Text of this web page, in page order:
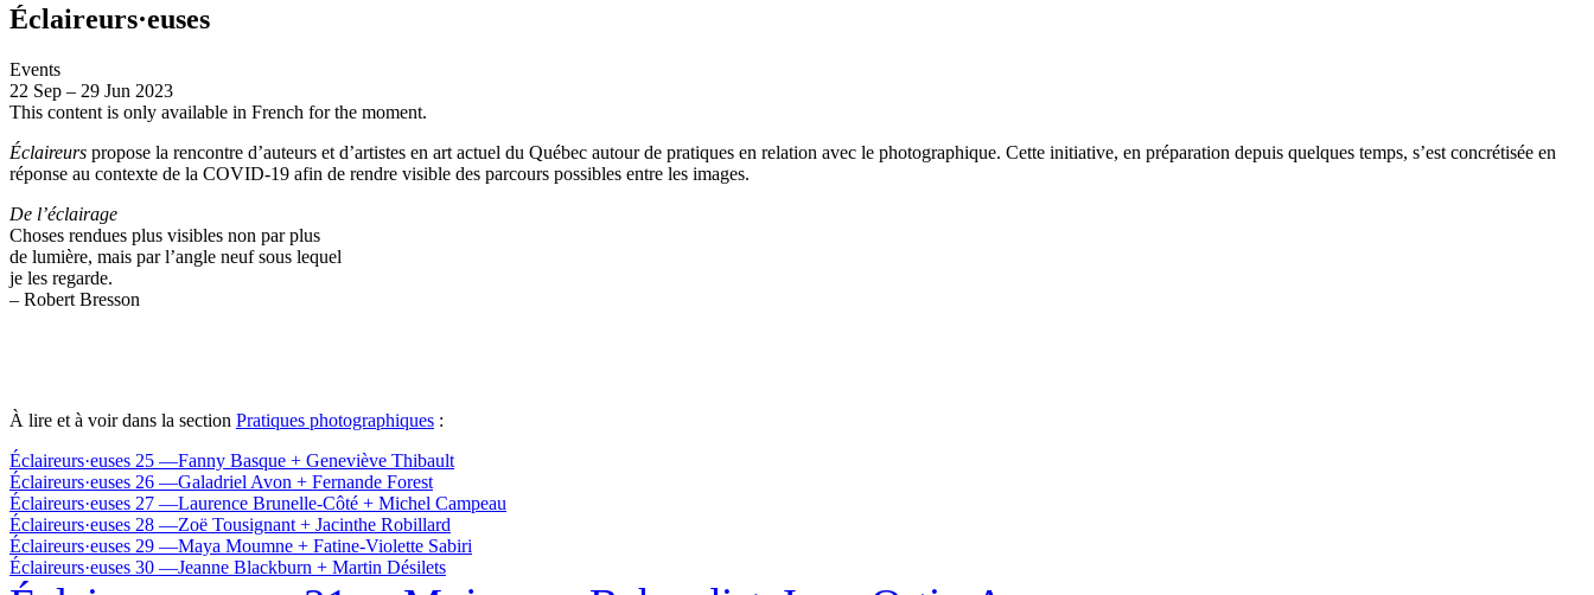
Éclaireurs·euses
Events
22 Sep – 29 Jun 2023
This content is only available in French for the moment.
Éclaireurs propose la rencontre d’auteurs et d’artistes en art actuel du Québec autour de pratiques en relation avec le photographique. Cette initiative, en préparation depuis quelques temps, s’est concrétisée en
réponse au contexte de la COVID-19 afin de rendre visible des parcours possibles entre les images.
De l’éclairage
Choses rendues plus visibles non par plus
de lumière, mais par l’angle neuf sous lequel
je les regarde.
– Robert Bresson
À lire et à voir dans la section Pratiques photographiques :
Éclaireurs·euses 25 —Fanny Basque + Geneviève Thibault
Éclaireurs·euses 26 —Galadriel Avon + Fernande Forest
Éclaireurs·euses 27 —Laurence Brunelle-Côté + Michel Campeau
Éclaireurs·euses 28 —Zoë Tousignant + Jacinthe Robillard
Éclaireurs·euses 29 —Maya Moumne + Fatine-Violette Sabiri
Éclaireurs·euses 30 —Jeanne Blackburn + Martin Désilets